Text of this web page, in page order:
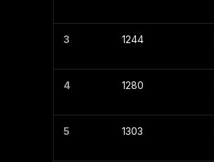
3 1244
4 1280
5 1303